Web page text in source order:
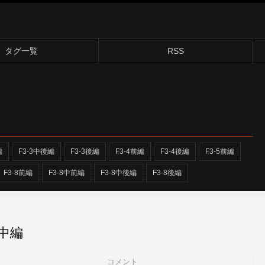
タグ一覧 RSS
F3-3中後編 F3-3後編 F3-4前編 F3-4後編 F3-5前編
F3-8前編 F3-8中前編 F3-8中後編 F3-8後編
コメント
編